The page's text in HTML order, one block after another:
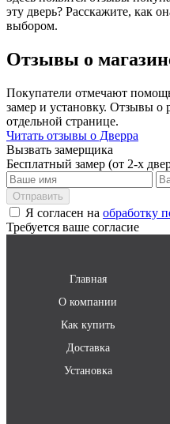
лифте входной двери,
стоимостью до 25 т.р./
Самовывоз со склада
Самовывоз со склада
поставщика
эту дверь? Расскажите, как
выбором.
Отзывы о
Покупатели отмечают
замер и установку. Отзывы о
отдельной странице.
Читать отзывы о Дверра
Вызвать замерщика
Бесплатный замер (от 2-х
Отправить
Я согласен на обработку
Требуется ваше согласие
Главная
О компании
Как купить
Доставка
Установка